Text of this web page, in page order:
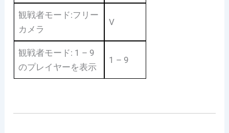
観戦者モード:フリー
カメラ
V
観戦者モード: 1 – 9
のプレイヤーを表示
1 – 9